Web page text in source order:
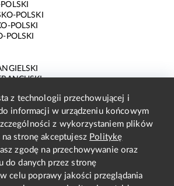
POLSKI
POLSKI
POLSKI
POLSKI
POLSKI
POLSKI
POLSKI
z technologii przechowującej i
informacji w urządzeniu końcowym
z wykorzystaniem plików
stronę akceptujesz Politykę
zgodę na przechowywanie oraz
do danych przez stronę
w celu poprawy jakości przeglądania